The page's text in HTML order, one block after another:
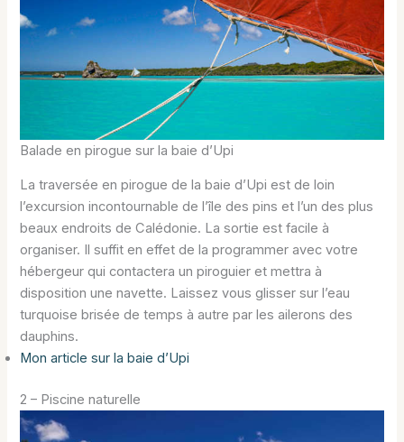
Balade en pirogue sur la baie d’Upi
La traversée en pirogue de la baie d’Upi est de loin
l’excursion incontournable de l’île des pins et l’un des plus
beaux endroits de Calédonie. La sortie est facile à
organiser. Il suffit en effet de la programmer avec votre
hébergeur qui contactera un piroguier et mettra à
disposition une navette. Laissez vous glisser sur l’eau
turquoise brisée de temps à autre par les ailerons des
dauphins.
Mon article sur la baie d’Upi
2 – Piscine naturelle